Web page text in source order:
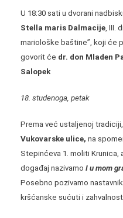
U 18:30 sati u dvorani
Stella maris Dalmacije, III.
mariološke baštine”, koji će
govorit će dr. don Mladen
Salopek
18. studenoga, petak
Prema već ustaljenoj
Vukovarske ulice, na
Stepinćeva 1. moliti Krunica,
događaj nazivamo I u mom
Posebno pozivamo
kršćanske sućuti i